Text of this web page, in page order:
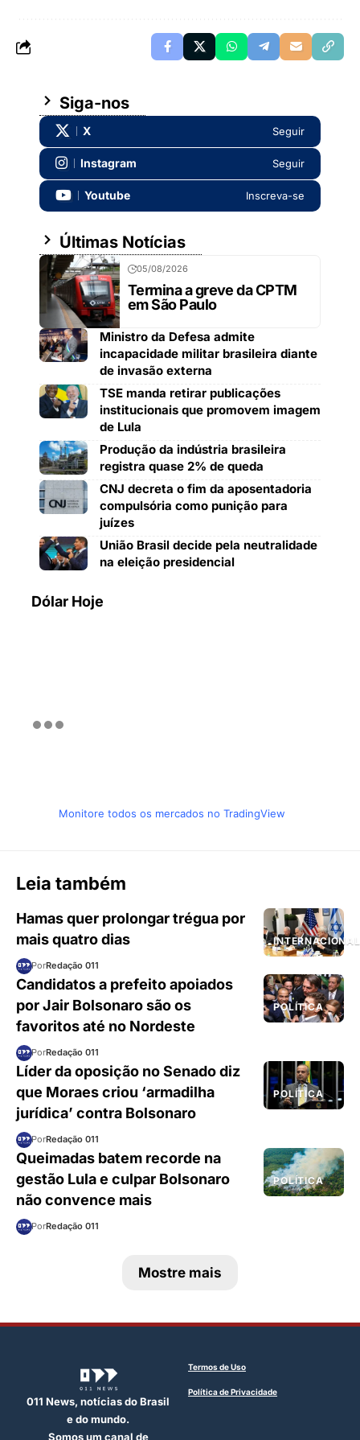
Siga-nos
X Seguir
Instagram Seguir
Youtube Inscreva-se
Últimas Notícias
05/08/2026
Termina a greve da CPTM
em São Paulo
Ministro da Defesa admite
incapacidade militar brasileira diante
de invasão externa
TSE manda retirar publicações
institucionais que promovem imagem
de Lula
Produção da indústria brasileira
registra quase 2% de queda
CNJ decreta o fim da aposentadoria
compulsória como punição para
juízes
União Brasil decide pela neutralidade
na eleição presidencial
Dólar Hoje
Monitore todos os mercados no TradingView
Leia também
INTERNACIONAL
Hamas quer prolongar trégua por
mais quatro dias
PorRedação 011
POLÍTICA
Candidatos a prefeito apoiados
por Jair Bolsonaro são os
favoritos até no Nordeste
PorRedação 011
POLÍTICA
Líder da oposição no Senado diz
que Moraes criou ‘armadilha
jurídica’ contra Bolsonaro
PorRedação 011
POLÍTICA
Queimadas batem recorde na
gestão Lula e culpar Bolsonaro
não convence mais
PorRedação 011
Mostre mais
011 News, notícias do Brasil
e do mundo.
Somos um canal de
Termos de Uso
Política de Privacidade